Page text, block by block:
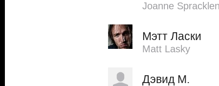
Joanne
Мэтт Ласки
Matt Lasky
Дэвид М.